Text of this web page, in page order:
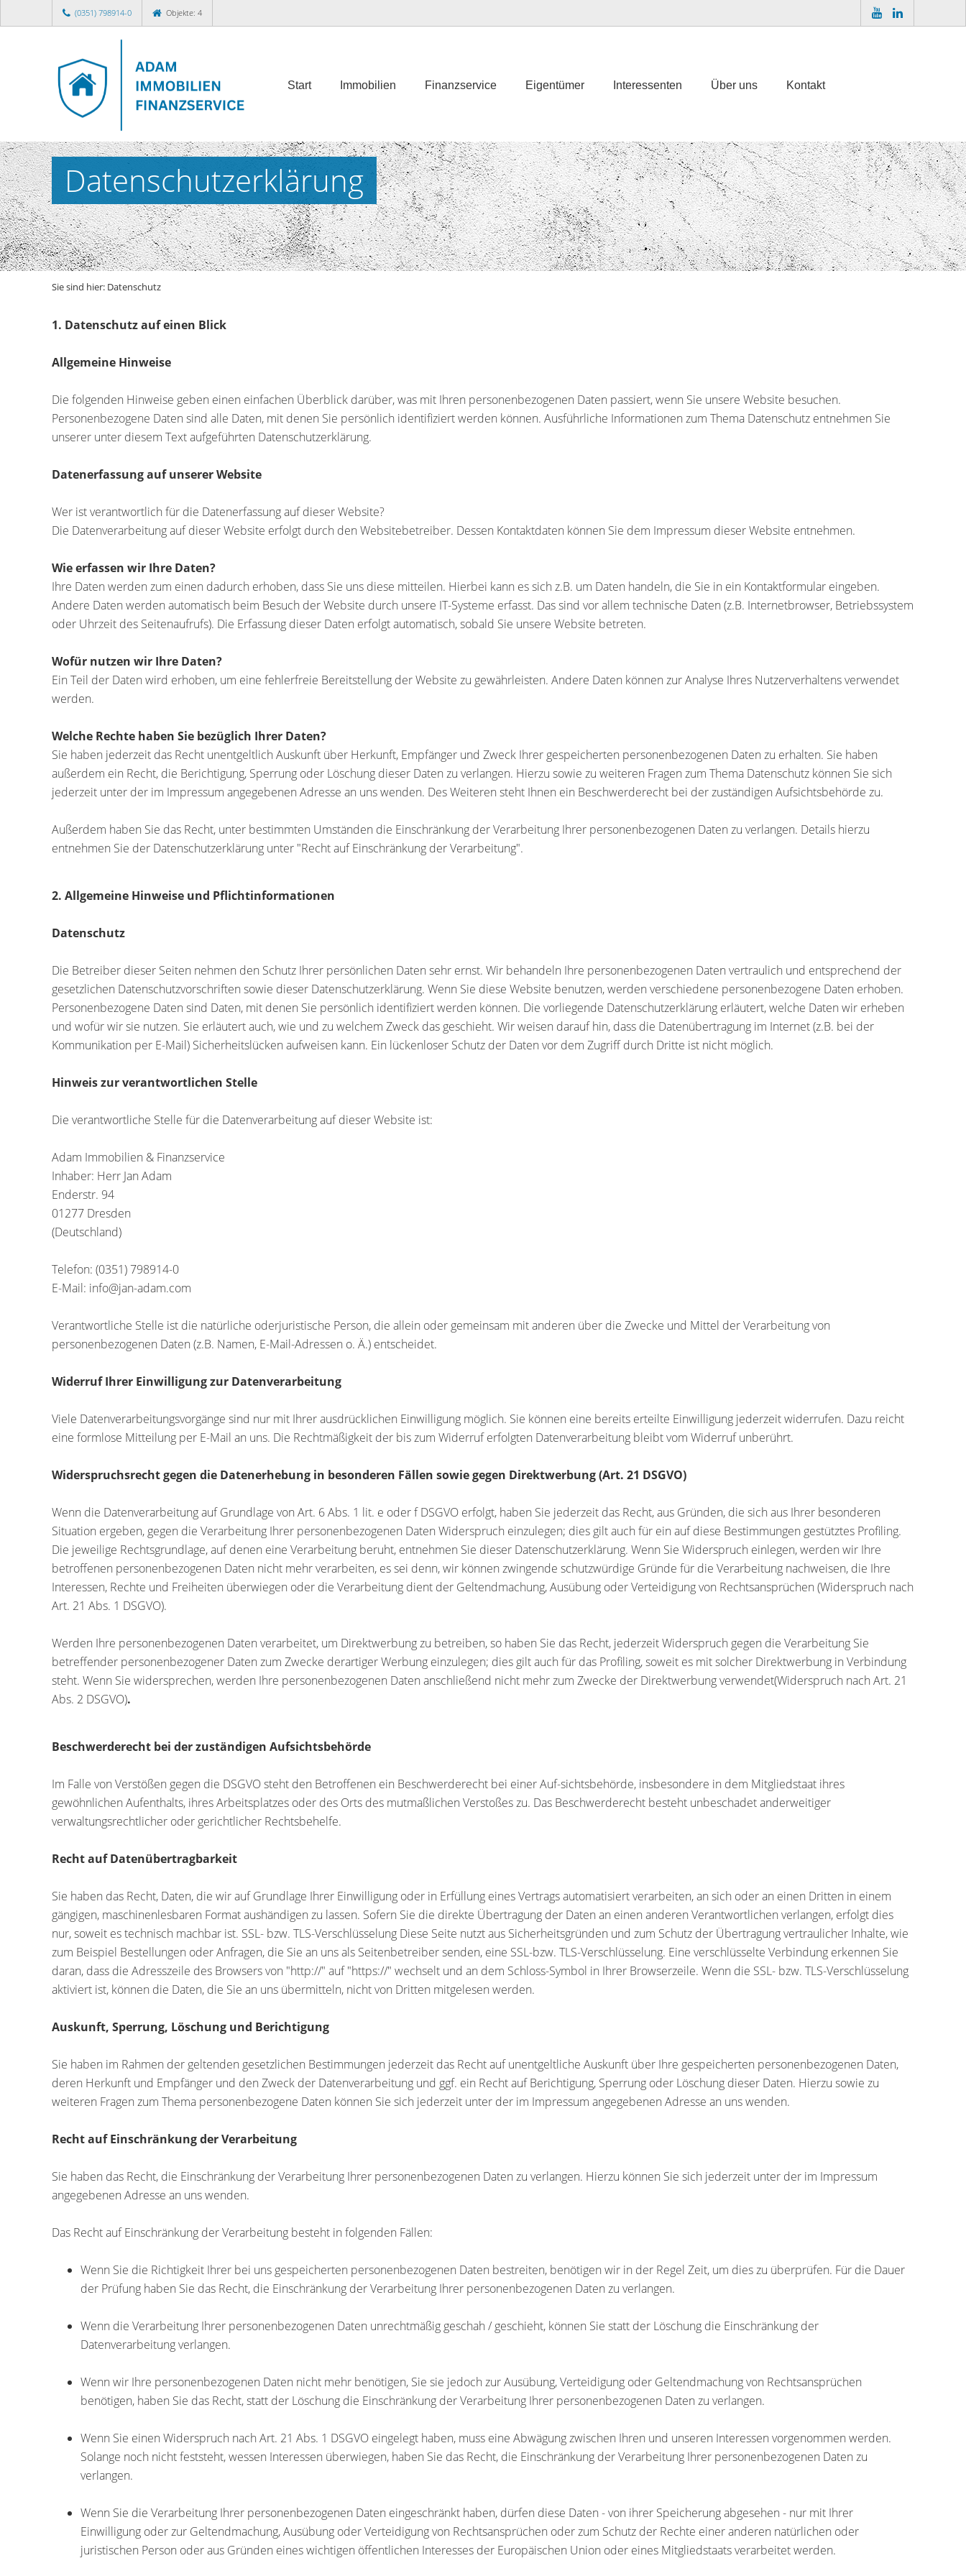
(0351) 798914-0 Objekte: 4
Start Immobilien Finanzservice Eigentümer Interessenten Über uns Kontakt
Datenschutzerklärung
Sie sind hier: Datenschutz
1. Datenschutz auf einen Blick
Allgemeine Hinweise
Die folgenden Hinweise geben einen einfachen Überblick darüber, was mit Ihren personenbezogenen Daten passiert, wenn Sie unsere Website besuchen.
Personenbezogene Daten sind alle Daten, mit denen Sie persönlich identifiziert werden können. Ausführliche Informationen zum Thema Datenschutz entnehmen Sie
unserer unter diesem Text aufgeführten Datenschutzerklärung.
Datenerfassung auf unserer Website
Wer ist verantwortlich für die Datenerfassung auf dieser Website?
Die Datenverarbeitung auf dieser Website erfolgt durch den Websitebetreiber. Dessen Kontaktdaten können Sie dem Impressum dieser Website entnehmen.
Wie erfassen wir Ihre Daten?
Ihre Daten werden zum einen dadurch erhoben, dass Sie uns diese mitteilen. Hierbei kann es sich z.B. um Daten handeln, die Sie in ein Kontaktformular eingeben.
Andere Daten werden automatisch beim Besuch der Website durch unsere IT-Systeme erfasst. Das sind vor allem technische Daten (z.B. Internetbrowser, Betriebssystem
oder Uhrzeit des Seitenaufrufs). Die Erfassung dieser Daten erfolgt automatisch, sobald Sie unsere Website betreten.
Wofür nutzen wir Ihre Daten?
Ein Teil der Daten wird erhoben, um eine fehlerfreie Bereitstellung der Website zu gewährleisten. Andere Daten können zur Analyse Ihres Nutzerverhaltens verwendet
werden.
Welche Rechte haben Sie bezüglich Ihrer Daten?
Sie haben jederzeit das Recht unentgeltlich Auskunft über Herkunft, Empfänger und Zweck Ihrer gespeicherten personenbezogenen Daten zu erhalten. Sie haben
außerdem ein Recht, die Berichtigung, Sperrung oder Löschung dieser Daten zu verlangen. Hierzu sowie zu weiteren Fragen zum Thema Datenschutz können Sie sich
jederzeit unter der im Impressum angegebenen Adresse an uns wenden. Des Weiteren steht Ihnen ein Beschwerderecht bei der zuständigen Aufsichtsbehörde zu.
Außerdem haben Sie das Recht, unter bestimmten Umständen die Einschränkung der Verarbeitung Ihrer personenbezogenen Daten zu verlangen. Details hierzu
entnehmen Sie der Datenschutzerklärung unter "Recht auf Einschränkung der Verarbeitung".
2. Allgemeine Hinweise und Pflichtinformationen
Datenschutz
Die Betreiber dieser Seiten nehmen den Schutz Ihrer persönlichen Daten sehr ernst. Wir behandeln Ihre personenbezogenen Daten vertraulich und entsprechend der
gesetzlichen Datenschutzvorschriften sowie dieser Datenschutzerklärung. Wenn Sie diese Website benutzen, werden verschiedene personenbezogene Daten erhoben.
Personenbezogene Daten sind Daten, mit denen Sie persönlich identifiziert werden können. Die vorliegende Datenschutzerklärung erläutert, welche Daten wir erheben
und wofür wir sie nutzen. Sie erläutert auch, wie und zu welchem Zweck das geschieht. Wir weisen darauf hin, dass die Datenübertragung im Internet (z.B. bei der
Kommunikation per E-Mail) Sicherheitslücken aufweisen kann. Ein lückenloser Schutz der Daten vor dem Zugriff durch Dritte ist nicht möglich.
Hinweis zur verantwortlichen Stelle
Die verantwortliche Stelle für die Datenverarbeitung auf dieser Website ist:
Adam Immobilien & Finanzservice
Inhaber: Herr Jan Adam
Enderstr. 94
01277 Dresden
(Deutschland)
Telefon: (0351) 798914-0
E-Mail: info@jan-adam.com
Verantwortliche Stelle ist die natürliche oderjuristische Person, die allein oder gemeinsam mit anderen über die Zwecke und Mittel der Verarbeitung von
personenbezogenen Daten (z.B. Namen, E-Mail-Adressen o. Ä.) entscheidet.
Widerruf Ihrer Einwilligung zur Datenverarbeitung
Viele Datenverarbeitungsvorgänge sind nur mit Ihrer ausdrücklichen Einwilligung möglich. Sie können eine bereits erteilte Einwilligung jederzeit widerrufen. Dazu reicht
eine formlose Mitteilung per E-Mail an uns. Die Rechtmäßigkeit der bis zum Widerruf erfolgten Datenverarbeitung bleibt vom Widerruf unberührt.
Widerspruchsrecht gegen die Datenerhebung in besonderen Fällen sowie gegen Direktwerbung (Art. 21 DSGVO)
Wenn die Datenverarbeitung auf Grundlage von Art. 6 Abs. 1 lit. e oder f DSGVO erfolgt, haben Sie jederzeit das Recht, aus Gründen, die sich aus Ihrer besonderen
Situation ergeben, gegen die Verarbeitung Ihrer personenbezogenen Daten Widerspruch einzulegen; dies gilt auch für ein auf diese Bestimmungen gestütztes Profiling.
Die jeweilige Rechtsgrundlage, auf denen eine Verarbeitung beruht, entnehmen Sie dieser Datenschutzerklärung. Wenn Sie Widerspruch einlegen, werden wir Ihre
betroffenen personenbezogenen Daten nicht mehr verarbeiten, es sei denn, wir können zwingende schutzwürdige Gründe für die Verarbeitung nachweisen, die Ihre
Interessen, Rechte und Freiheiten überwiegen oder die Verarbeitung dient der Geltendmachung, Ausübung oder Verteidigung von Rechtsansprüchen (Widerspruch nach
Art. 21 Abs. 1 DSGVO).
Werden Ihre personenbezogenen Daten verarbeitet, um Direktwerbung zu betreiben, so haben Sie das Recht, jederzeit Widerspruch gegen die Verarbeitung Sie
betreffender personenbezogener Daten zum Zwecke derartiger Werbung einzulegen; dies gilt auch für das Profiling, soweit es mit solcher Direktwerbung in Verbindung
steht. Wenn Sie widersprechen, werden Ihre personenbezogenen Daten anschließend nicht mehr zum Zwecke der Direktwerbung verwendet(Widerspruch nach Art. 21
Abs. 2 DSGVO).
Beschwerderecht bei der zuständigen Aufsichtsbehörde
Im Falle von Verstößen gegen die DSGVO steht den Betroffenen ein Beschwerderecht bei einer Auf-sichtsbehörde, insbesondere in dem Mitgliedstaat ihres
gewöhnlichen Aufenthalts, ihres Arbeitsplatzes oder des Orts des mutmaßlichen Verstoßes zu. Das Beschwerderecht besteht unbeschadet anderweitiger
verwaltungsrechtlicher oder gerichtlicher Rechtsbehelfe.
Recht auf Datenübertragbarkeit
Sie haben das Recht, Daten, die wir auf Grundlage Ihrer Einwilligung oder in Erfüllung eines Vertrags automatisiert verarbeiten, an sich oder an einen Dritten in einem
gängigen, maschinenlesbaren Format aushändigen zu lassen. Sofern Sie die direkte Übertragung der Daten an einen anderen Verantwortlichen verlangen, erfolgt dies
nur, soweit es technisch machbar ist. SSL- bzw. TLS-Verschlüsselung Diese Seite nutzt aus Sicherheitsgründen und zum Schutz der Übertragung vertraulicher Inhalte, wie
zum Beispiel Bestellungen oder Anfragen, die Sie an uns als Seitenbetreiber senden, eine SSL-bzw. TLS-Verschlüsselung. Eine verschlüsselte Verbindung erkennen Sie
daran, dass die Adresszeile des Browsers von "http://" auf "https://" wechselt und an dem Schloss-Symbol in Ihrer Browserzeile. Wenn die SSL- bzw. TLS-Verschlüsselung
aktiviert ist, können die Daten, die Sie an uns übermitteln, nicht von Dritten mitgelesen werden.
Auskunft, Sperrung, Löschung und Berichtigung
Sie haben im Rahmen der geltenden gesetzlichen Bestimmungen jederzeit das Recht auf unentgeltliche Auskunft über Ihre gespeicherten personenbezogenen Daten,
deren Herkunft und Empfänger und den Zweck der Datenverarbeitung und ggf. ein Recht auf Berichtigung, Sperrung oder Löschung dieser Daten. Hierzu sowie zu
weiteren Fragen zum Thema personenbezogene Daten können Sie sich jederzeit unter der im Impressum angegebenen Adresse an uns wenden.
Recht auf Einschränkung der Verarbeitung
Sie haben das Recht, die Einschränkung der Verarbeitung Ihrer personenbezogenen Daten zu verlangen. Hierzu können Sie sich jederzeit unter der im Impressum
angegebenen Adresse an uns wenden.
Das Recht auf Einschränkung der Verarbeitung besteht in folgenden Fällen:
Wenn Sie die Richtigkeit Ihrer bei uns gespeicherten personenbezogenen Daten bestreiten, benötigen wir in der Regel Zeit, um dies zu überprüfen. Für die Dauer
der Prüfung haben Sie das Recht, die Einschränkung der Verarbeitung Ihrer personenbezogenen Daten zu verlangen.
Wenn die Verarbeitung Ihrer personenbezogenen Daten unrechtmäßig geschah / geschieht, können Sie statt der Löschung die Einschränkung der
Datenverarbeitung verlangen.
Wenn wir Ihre personenbezogenen Daten nicht mehr benötigen, Sie sie jedoch zur Ausübung, Verteidigung oder Geltendmachung von Rechtsansprüchen
benötigen, haben Sie das Recht, statt der Löschung die Einschränkung der Verarbeitung Ihrer personenbezogenen Daten zu verlangen.
Wenn Sie einen Widerspruch nach Art. 21 Abs. 1 DSGVO eingelegt haben, muss eine Abwägung zwischen Ihren und unseren Interessen vorgenommen werden.
Solange noch nicht feststeht, wessen Interessen überwiegen, haben Sie das Recht, die Einschränkung der Verarbeitung Ihrer personenbezogenen Daten zu
verlangen.
Wenn Sie die Verarbeitung Ihrer personenbezogenen Daten eingeschränkt haben, dürfen diese Daten - von ihrer Speicherung abgesehen - nur mit Ihrer
Einwilligung oder zur Geltendmachung, Ausübung oder Verteidigung von Rechtsansprüchen oder zum Schutz der Rechte einer anderen natürlichen oder
juristischen Person oder aus Gründen eines wichtigen öffentlichen Interesses der Europäischen Union oder eines Mitgliedstaats verarbeitet werden.